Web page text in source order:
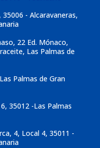
- Alcaravaneras,
22 Ed. Mónaco,
Las Palmas de
Palmas de Gran
35012 -Las Palmas
4, Local 4, 35011 -